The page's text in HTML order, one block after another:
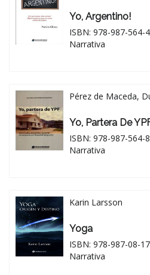
Yo, Argentino!
ISBN: 978-987-564-
Narrativa
Pérez de Maceda,
Yo, Partera De
ISBN: 978-987-564-
Narrativa
Karin Larsson
Yoga
ISBN: 978-987-08-
Narrativa